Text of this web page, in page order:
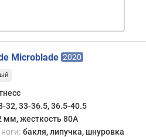
Microblade 2020
32, 33-36.5, 36.5-40.5
мм, жесткость 80A
бакля, липучка, шнуровка